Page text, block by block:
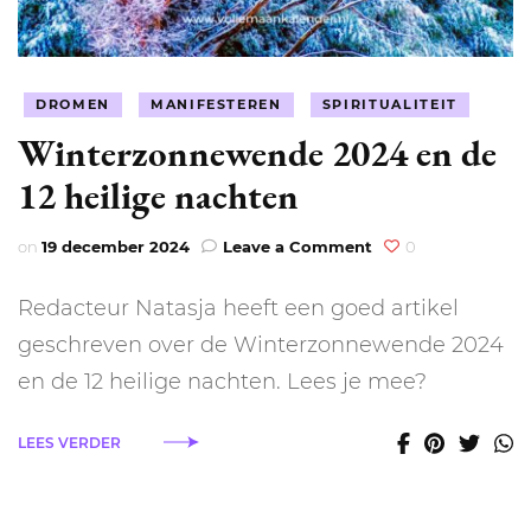
DROMEN MANIFESTEREN SPIRITUALITEIT
Winterzonnewende 2024 en de
12 heilige nachten
on 19 december 2024 Leave a Comment on
en
de
heilige
0
Redacteur Natasja heeft een goed artikel
geschreven over de Winterzonnewende 2024
en de 12 heilige nachten. Lees je mee?
LEES VERDER